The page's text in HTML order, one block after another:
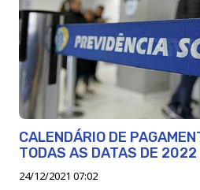
CALENDÁRIO DE
TODAS AS DATAS DE 2022
24/12/2021 07:02